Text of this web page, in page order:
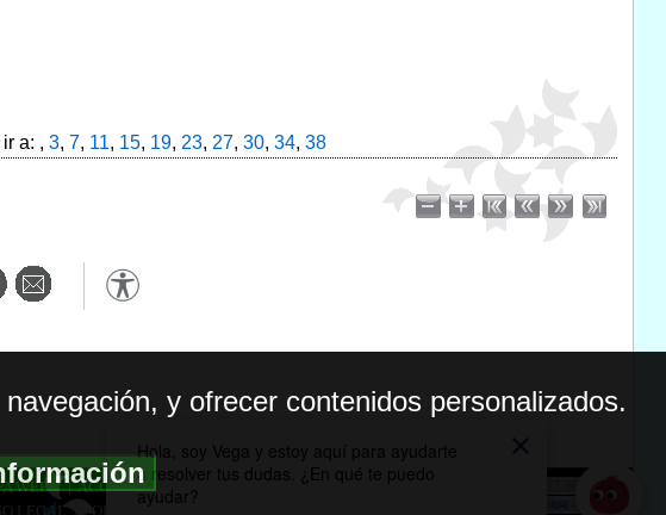
a: , 3, 7, 11, 15, 19, 23, 27, 30, 34, 38
WEB|ACCESIBILIDAD
LEGAL| POLITICA DE PRIVACIDAD
y ofrecer contenidos personalizados.